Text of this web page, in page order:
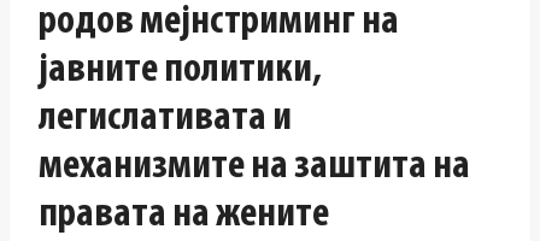
родов мејнстриминг на
јавните политики,
легислативата и
механизмите на заштита на
правата на жените